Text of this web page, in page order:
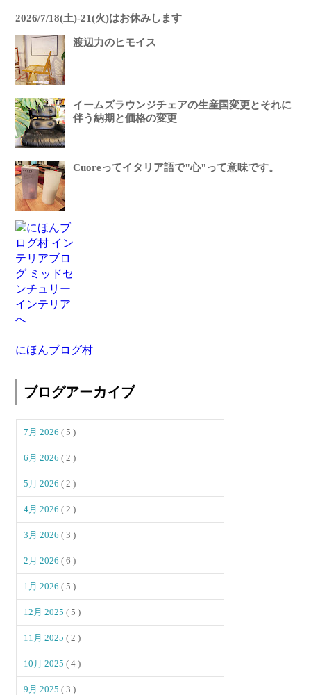
2026/7/18(土)-21(火)はお休みします
渡辺力のヒモイス
イームズラウンジチェアの生産国変更とそれに
伴う納期と価格の変更
Cuoreってイタリア語で"心"って意味です。
にほんブログ村
ブログアーカイブ
7月 2026( 5 )
6月 2026( 2 )
5月 2026( 2 )
4月 2026( 2 )
3月 2026( 3 )
2月 2026( 6 )
1月 2026( 5 )
12月 2025( 5 )
11月 2025( 2 )
10月 2025( 4 )
9月 2025( 3 )